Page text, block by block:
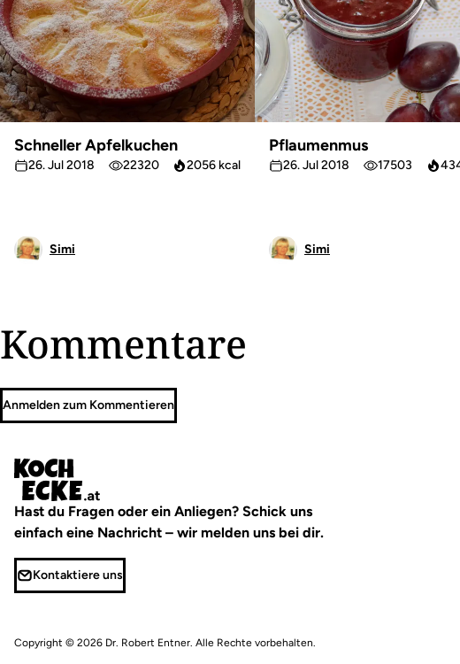
Schneller Apfelkuchen
26. Jul 2018 22320 2056 kcal
Simi
Pflaumenmus
26. Jul 2018 17503
Simi
Kommentare
Anmelden zum Kommentieren
Hast du Fragen oder ein Anliegen? Schick uns
einfach eine Nachricht – wir melden uns bei dir.
Kontaktiere uns
Copyright © 2026 Dr. Robert Entner . Alle Rechte vorbehalten.